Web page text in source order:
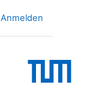
Anmelden